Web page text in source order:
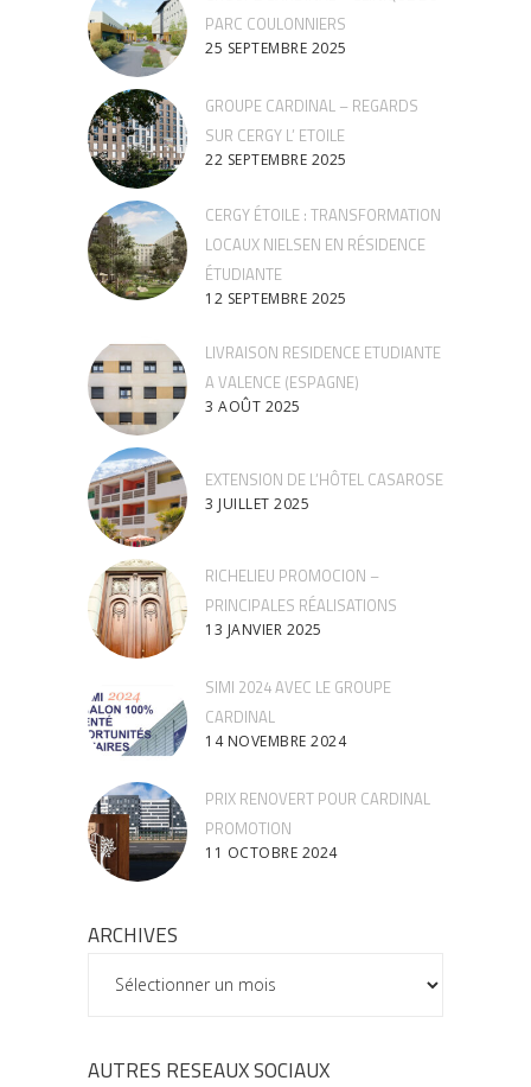
PARC COULONNIERS
25 SEPTEMBRE 2025
GROUPE CARDINAL – REGARDS
SUR CERGY L’ ETOILE
22 SEPTEMBRE 2025
CERGY ÉTOILE : TRANSFORMATION
LOCAUX NIELSEN EN RÉSIDENCE
ÉTUDIANTE
12 SEPTEMBRE 2025
LIVRAISON RESIDENCE ETUDIANTE
A VALENCE (ESPAGNE)
3 AOÛT 2025
EXTENSION DE L’HÔTEL CASAROSE
3 JUILLET 2025
RICHELIEU PROMOCION –
PRINCIPALES RÉALISATIONS
13 JANVIER 2025
SIMI 2024 AVEC LE GROUPE
CARDINAL
14 NOVEMBRE 2024
PRIX RENOVERT POUR CARDINAL
PROMOTION
11 OCTOBRE 2024
ARCHIVES
ARCHIVES
AUTRES RESEAUX SOCIAUX